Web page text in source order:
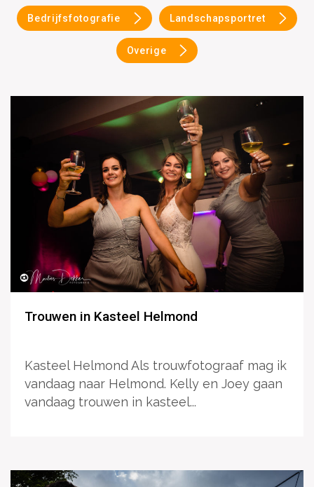
Bedrijfsfotografie Landschapsportret
Overige
Trouwen in Kasteel Helmond
Kasteel Helmond Als trouwfotograaf mag ik
vandaag naar Helmond. Kelly en Joey gaan
vandaag trouwen in kasteel...